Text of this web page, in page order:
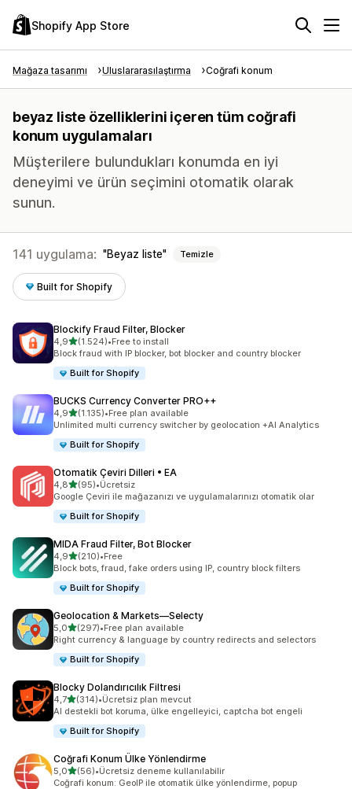
Shopify App Store
Mağaza tasarımı Uluslararasılaştırma Coğrafi konum
beyaz liste özelliklerini içeren tüm coğrafi
konum uygulamaları
Müşterilere bulundukları konumda en iyi
deneyimi ve ürün seçimini otomatik olarak
sunun.
141 uygulama: Beyaz liste Temizle
Built for Shopify
Blockify Fraud Filter, Blocker
4,95 yıldız üzerinden
(1.524)
toplam 1524 değerlendirme
•Free to install
Block fraud with IP blocker, bot blocker and country blocker
Built for Shopify
BUCKS Currency Converter PRO++
4,95 yıldız üzerinden
(1.135)
toplam 1135 değerlendirme
•Free plan available
Unlimited multi currency switcher by geolocation +AI Analytics
Built for Shopify
Otomatik Çeviri Dilleri • EA
4,85 yıldız üzerinden
(95)
toplam 95 değerlendirme
•Ücretsiz
Google Çeviri ile mağazanızı ve uygulamalarınızı otomatik olar
Built for Shopify
MIDA Fraud Filter, Bot Blocker
4,95 yıldız üzerinden
(210)
toplam 210 değerlendirme
•Free
Block bots, fraud, fake orders using IP, country block filters
Built for Shopify
Geolocation & Markets—Selecty
5,05 yıldız üzerinden
(297)
toplam 297 değerlendirme
•Free plan available
Right currency & language by country redirects and selectors
Built for Shopify
Blocky Dolandırıcılık Filtresi
4,75 yıldız üzerinden
(314)
toplam 314 değerlendirme
•Ücretsiz plan mevcut
AI destekli bot koruma, ülke engelleyici, captcha bot engeli
Built for Shopify
Coğrafi Konum Ülke Yönlendirme
5,05 yıldız üzerinden
(56)
toplam 56 değerlendirme
•Ücretsiz deneme kullanılabilir
Coğrafi konum: GeoIP ile otomatik ülke yönlendirme, popup